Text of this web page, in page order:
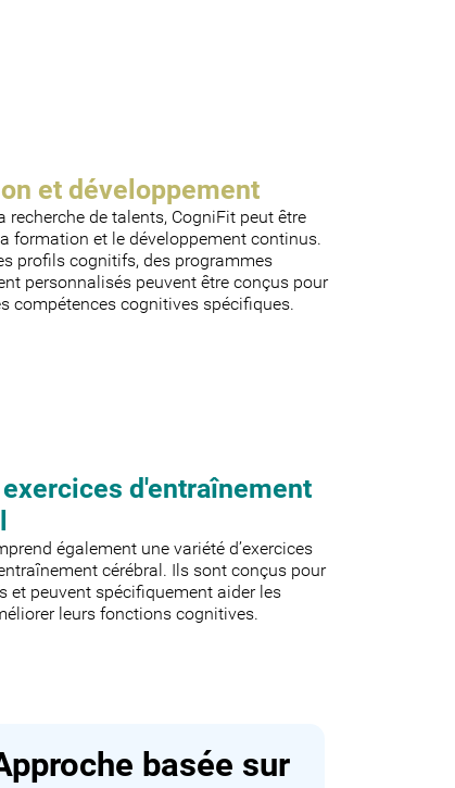
et développement
recherche de talents, CogniFit peut être
formation et le développement continus.
profils cognitifs, des programmes
personnalisés peuvent être conçus pour
compétences cognitives spécifiques.
d'entraînement
également une variété d’exercices
cérébral. Ils sont conçus pour
et peuvent spécifiquement aider les
leurs fonctions cognitives.
basée sur